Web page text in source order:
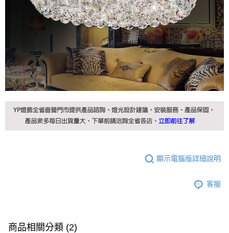
顯示電腦版詳細說明
客服
商品相關分類 (2)